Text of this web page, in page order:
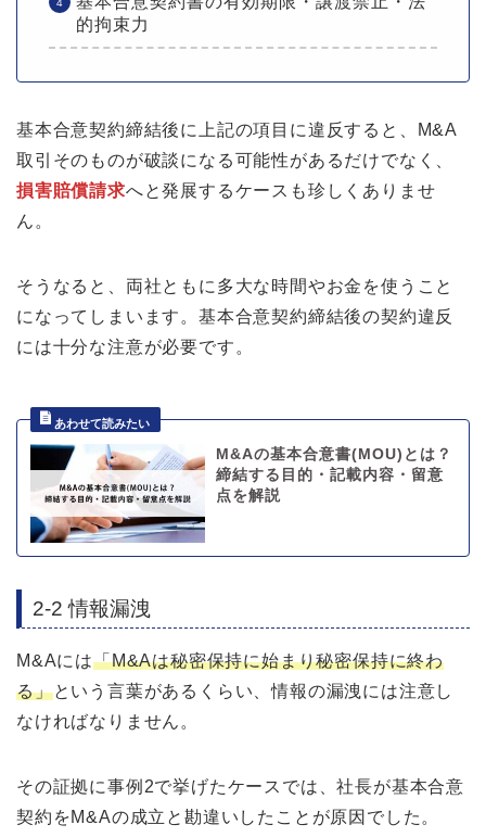
的拘束力
基本合意契約締結後に上記の項目に違反すると、M&A
取引そのものが破談になる可能性があるだけでなく、
損害賠償請求へと発展するケースも珍しくありませ
ん。
そうなると、両社ともに多大な時間やお金を使うこと
になってしまいます。基本合意契約締結後の契約違反
には十分な注意が必要です。
M&Aの基本合意書(MOU)とは？
締結する目的・記載内容・留意
点を解説
2-2 情報漏洩
M&Aには「M&Aは秘密保持に始まり秘密保持に終わ
る」という言葉があるくらい、情報の漏洩には注意し
なければなりません。
その証拠に事例2で挙げたケースでは、社長が基本合意
契約をM&Aの成立と勘違いしたことが原因でした。